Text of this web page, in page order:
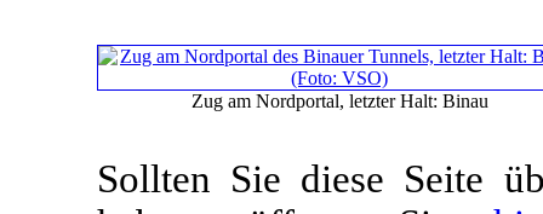
Zug am Nordportal, letzter Halt: Binau
Sollten Sie diese Seite